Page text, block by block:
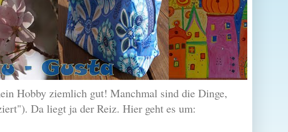
Hobby ziemlich gut! Manchmal sind die Dinge,
Da liegt ja der Reiz. Hier geht es um: